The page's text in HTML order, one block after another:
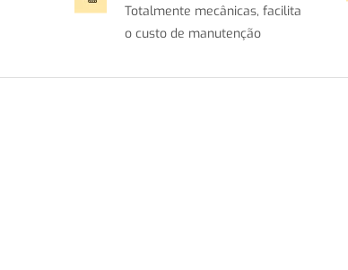
Totalmente mecânicas, facilita
o custo de manutenção